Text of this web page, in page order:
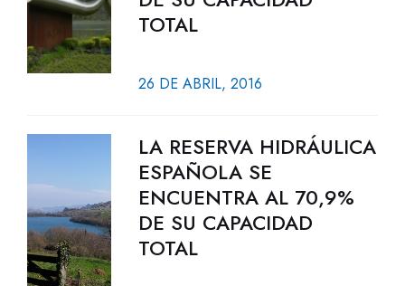
TOTAL
26 DE ABRIL, 2016
LA RESERVA HIDRÁULICA
ESPAÑOLA SE
ENCUENTRA AL 70,9%
DE SU CAPACIDAD
TOTAL